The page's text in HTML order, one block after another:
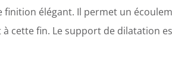
finition élégant. Il permet un
cette fin. Le support de dilatation